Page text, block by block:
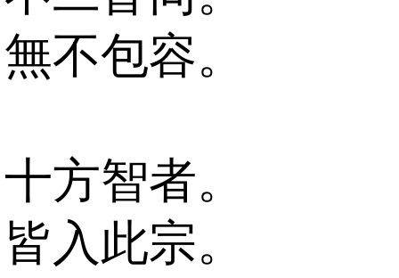
無不包容。
十方智者。
皆入此宗。